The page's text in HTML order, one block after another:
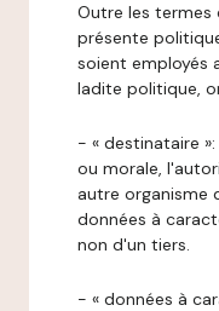
Outre les termes
présente
soient employés
ladite politique,
- « destinataire
ou morale,
autre organisme
données à
non d'un tiers.
- « données à